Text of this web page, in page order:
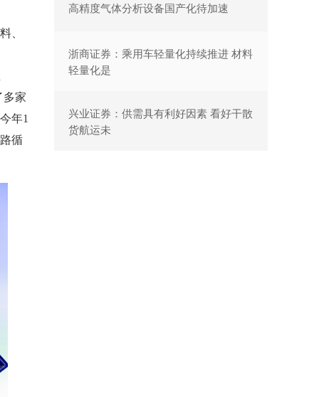
、
多家
年1
循
高精度气体分析设备国产化待加速
浙商证券：乘用车轻量化持续推进 材料
轻量化是
兴业证券：供需具有利好因素 看好干散
货航运未